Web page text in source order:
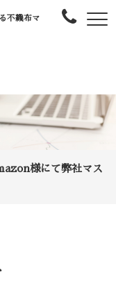
不織布マ
様にて弊社マス